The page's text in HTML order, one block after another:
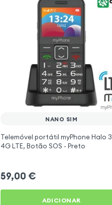
NANO SIM
Telemóvel portátil myPhone Halo 3
4G LTE, Botão SOS - Preto
59,00 €
ADICIONAR